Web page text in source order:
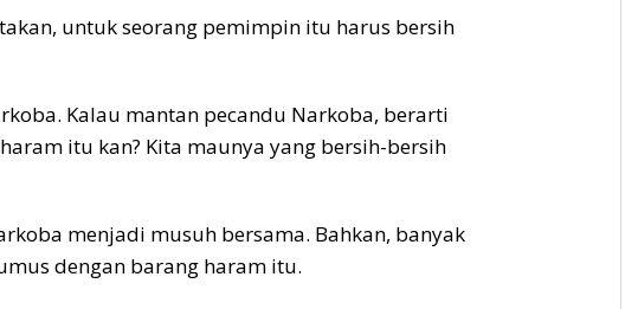
untuk seorang pemimpin itu harus bersih
Kalau mantan pecandu Narkoba, berarti
itu kan? Kita maunya yang bersih-bersih
menjadi musuh bersama. Bahkan, banyak
dengan barang haram itu.